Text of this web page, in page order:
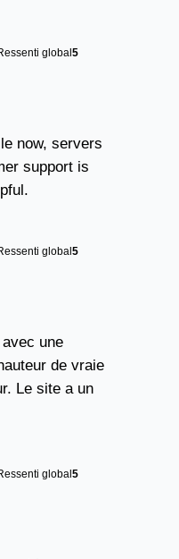
global5
now, servers
support is
global 5
une
de vraie
Le site a un
global 5